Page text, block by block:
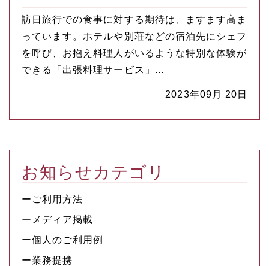
訪日旅行での食事に対する期待は、ますます高ま
っています。ホテルや別荘などの宿泊先にシェフ
を呼び、お抱え料理人がいるような特別な体験が
できる「出張料理サービス」...
2023年09月 20日
お知らせカテゴリ
ーご利用方法
ーメディア掲載
ー個人のご利用例
ー業務提携